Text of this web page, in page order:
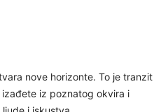
nove horizonte. To je tranzit
iz poznatog okvira i